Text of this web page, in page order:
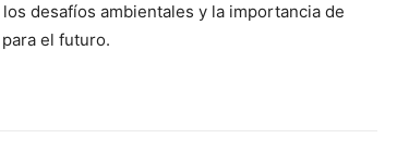
desafíos ambientales y la importancia de
el futuro.